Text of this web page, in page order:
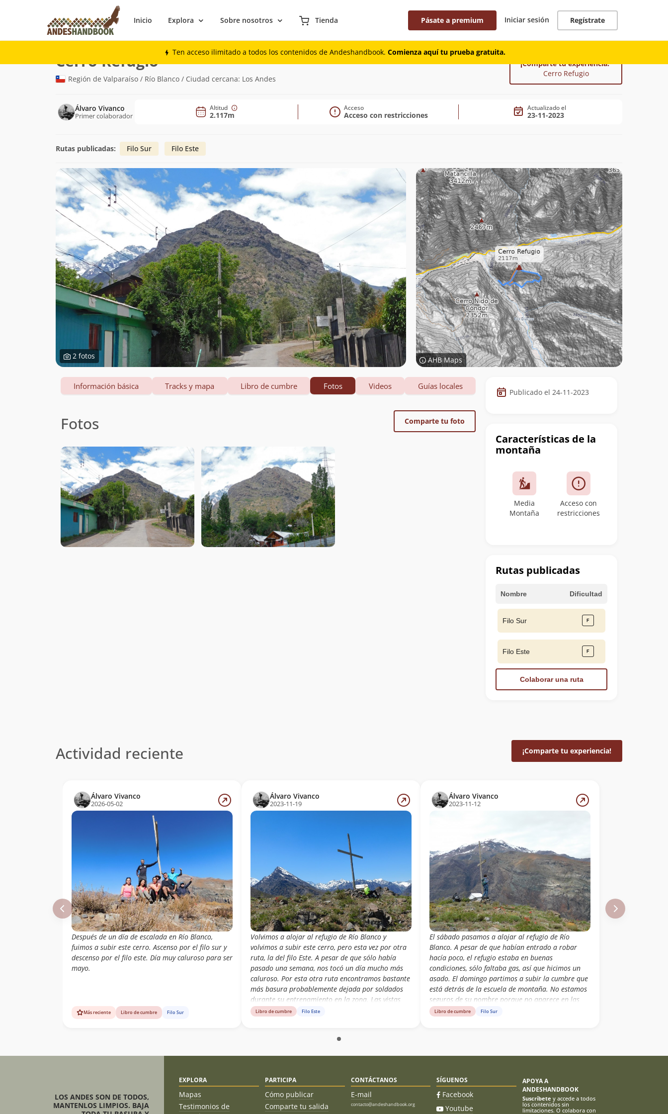
Inicio Explora Sobre nosotros Tienda Pásate a premium Iniciar sesión Regístrate
Ten acceso ilimitado a todos los contenidos de Andeshandbook. Comienza aquí tu prueba gratuita.
Montaña
Cerro Refugio (2.117m)
Región de Valparaíso / Río Blanco / Ciudad cercana: Los Andes
¡Comparte tu experiencia!
Cerro Refugio
Álvaro Vivanco
Primer colaborador
Altitud
2.117m
Acceso
Acceso con restricciones
Actualizado el
23-11-2023
Rutas publicadas: Filo Sur Filo Este
2 fotos AHB Maps
Datos
de
cumbre
Publicado el 24-11-2023
Características de la
montaña
Media
Montaña
Acceso con
restricciones
Rutas publicadas
Nombre Dificultad
Filo Sur
Filo Este
Colaborar una ruta
Información básica Tracks y mapa Libro de cumbre Fotos Videos Guías locales
Fotos Comparte tu foto
Actividad reciente ¡Comparte tu experiencia!
Álvaro Vivanco
2026-05-02
Después de un día de escalada en Río Blanco,
fuimos a subir este cerro. Ascenso por el filo sur y
descenso por el filo este. Día muy caluroso para ser
mayo.
Más reciente Libro de cumbre Filo Sur
Álvaro Vivanco
2023-11-19
Volvimos a alojar al refugio de Río Blanco y
volvimos a subir este cerro, pero esta vez por otra
ruta, la del filo Este. A pesar de que sólo había
pasado una semana, nos tocó un día mucho más
caluroso. Por esta otra ruta encontramos bastante
más basura probablemente dejada por soldados
durante su entrenamiento en la zona. Las vistas
seguían estando muy buenas.
Libro de cumbre Filo Este
Álvaro Vivanco
2023-11-12
El sábado pasamos a alojar al refugio de Río
Blanco. A pesar de que habían entrado a robar
hacía poco, el refugio estaba en buenas
condiciones, sólo faltaba gas, así que hicimos un
asado. El domingo partimos a subir la cumbre que
está detrás de la escuela de montaña. No estamos
seguros de su nombre porque no aparece en las
cartas, pero alguien nos dijo que se llama Cruz
hacer en menos de 3h por lo que es una muy
buena alternativa para hacer por el día.
Libro de cumbre Filo Sur
LOS ANDES SON DE TODOS,
MANTENLOS LIMPIOS. BAJA
EXPLORA
Mapas
Testimonios de
PARTICIPA
Cómo publicar
Comparte tu salida
CONTÁCTANOS
E-mail
contacto@andeshandbook.org
SÍGUENOS
Facebook
Youtube
APOYA A
ANDESHANDBOOK
Suscríbete y accede a todos
los contenidos sin
limitaciones. O colabora con